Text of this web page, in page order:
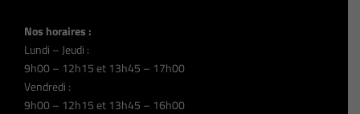
Nos horaires :
Lundi – Jeudi :
9h00 – 12h15 et 13h45 – 17h00
Vendredi :
9h00 – 12h15 et 13h45 – 16h00